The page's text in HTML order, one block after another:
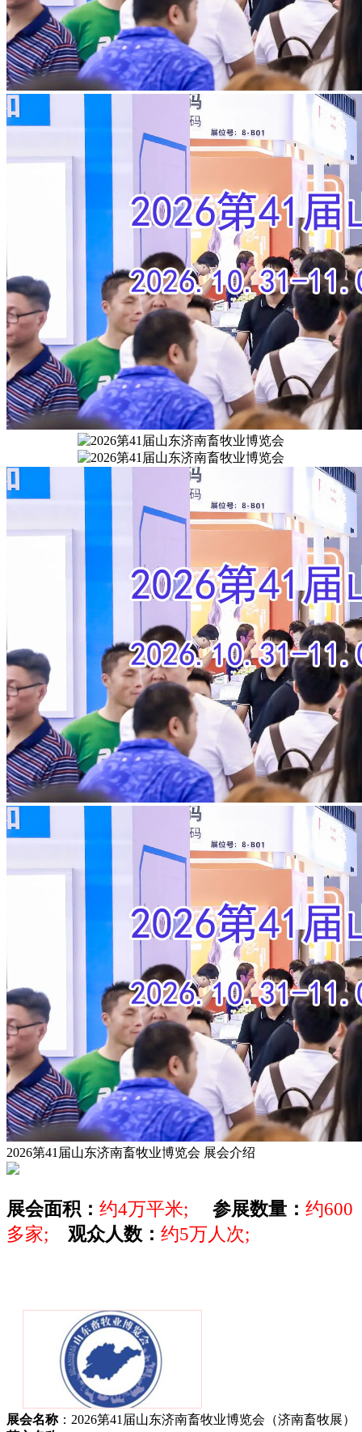
2026第41届山东济南畜牧业博览会 展会介绍
展会面积： 约4万平米; 参展数量： 约600
多家; 观众人数： 约5万人次;
展会名称：2026第41届山东济南畜牧业博览会（济南畜牧展）